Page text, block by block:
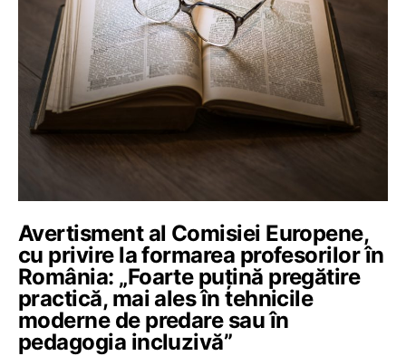
Avertisment al Comisiei Europene,
cu privire la formarea profesorilor în
România: „Foarte puțină pregătire
practică, mai ales în tehnicile
moderne de predare sau în
pedagogia incluzivă”